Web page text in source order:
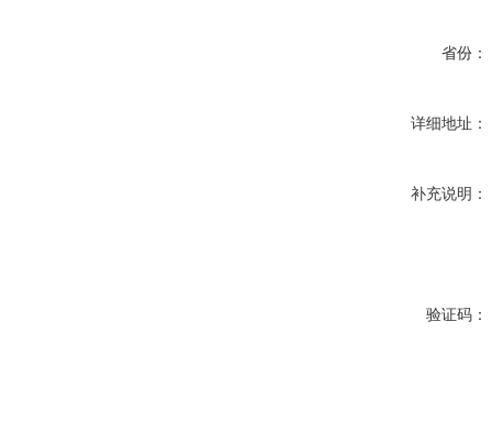
省份：
详细地址：
补充说明：
验证码：